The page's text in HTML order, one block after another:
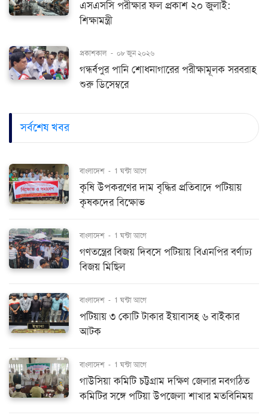
এসএসসি পরীক্ষার ফল প্রকাশ ২০ জুলাই:
শিক্ষামন্ত্রী
প্রকাশকাল - ০৮ জুন ২০২৬
গন্ধর্বপুর পানি শোধনাগারের পরীক্ষামূলক সরবরাহ
শুরু ডিসেম্বরে
সর্বশেষ খবর
বাংলাদেশ - 1 ঘন্টা আগে
কৃষি উপকরণের দাম বৃদ্ধির প্রতিবাদে পটিয়ায়
কৃষকদের বিক্ষোভ
বাংলাদেশ - 1 ঘন্টা আগে
গণতন্ত্রের বিজয় দিবসে পটিয়ায় বিএনপির বর্ণাঢ্য
বিজয় মিছিল
বাংলাদেশ - 1 ঘন্টা আগে
পটিয়ায় ৩ কোটি টাকার ইয়াবাসহ ৬ বাইকার
আটক
বাংলাদেশ - 1 ঘন্টা আগে
গাউসিয়া কমিটি চট্টগ্রাম দক্ষিণ জেলার নবগঠিত
কমিটির সঙ্গে পটিয়া উপজেলা শাখার মতবিনিময়